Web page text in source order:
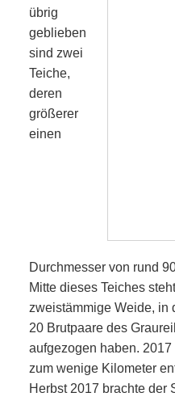
übrig
geblieben
sind zwei
Teiche,
deren
größerer
einen
Durchmesser von rund
Mitte dieses Teiches
zweistämmige Weide, in
20 Brutpaare des
aufgezogen haben.
zum wenige Kilometer
Herbst 2017 brachte der